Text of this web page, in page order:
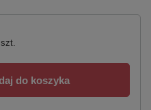
szt.
do koszyka